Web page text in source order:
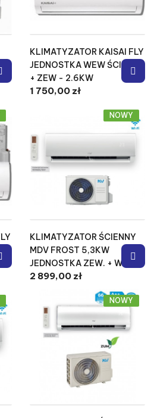
KLIMATYZATOR KAISAI FLY
JEDNOSTKA WEW ŚCIENNA
+ ZEW - 2.6KW
1 750,00 zł
NOWY
KLIMATYZATOR ŚCIENNY
MDV FROST 5,3KW
JEDNOSTKA ZEW. + WEW.
2 899,00 zł
NOWY